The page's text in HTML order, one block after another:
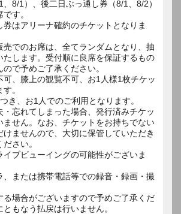
8/1）、後二日ぶっ通し券（8/1、8/2）
す。
はアリーナ確約のチケットとなりま
でのお席は、全てランダムとなり、抽
たします。受付順に良席を保証するもの
で予めご了承ください。
、膝上の観覧不可、お1人様1枚チケッ
。
き、お1人でのご利用となります。
忘れてしまった場合、発行済みチケッ
ません。なお、チケットをお持ちでない
けませんので、大切に保管していただき
さい。
ブビューイングの可能性がございま
または携帯電話等での録音・録画・撮
場合がございますので予めご了承くだ
もなう払戻は行いません。